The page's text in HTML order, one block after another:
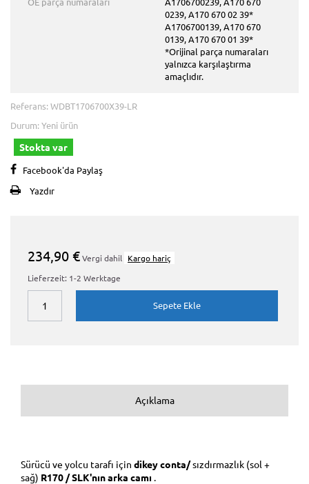
0239, A170 670 02 39*
A1706700139, A170 670
0139, A170 670 01 39*
*Orijinal parça numaraları
yalnızca karşılaştırma
amaçlıdır.
Referans: WDBT1706700X39-LR
Durum: Yeni ürün
Stokta var
Facebook'da Paylaş
Yazdır
234,90 €Vergi dahil Kargo hariç
Lieferzeit: 1-2 Werktage
Sepete Ekle
Açıklama
Sürücü ve yolcu tarafı için dikey conta/sızdırmazlık (sol +
sağ) R170 / SLK'nın arka camı .